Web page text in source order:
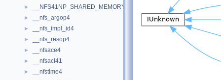
► __NFS41NP_SHARED_MEMORY
► __nfs_argop4
► __nfs_impl_id4
► __nfs_resop4
► __nfsace4
► __nfsacl41
► __nfstime4